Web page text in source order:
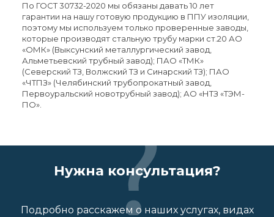
По ГОСТ 30732-2020 мы обязаны давать 10 лет
гарантии на нашу готовую продукцию в ППУ изоляции,
поэтому мы используем только проверенные заводы,
которые производят стальную трубу марки ст.20 АО
«ОМК» (Выксунский металлургический завод,
Альметьевский трубный завод); ПАО «ТМК»
(Северский ТЗ, Волжский ТЗ и Синарский ТЗ); ПАО
«ЧТПЗ» (Челябинский трубопрокатный завод,
Первоуральский новотрубный завод); АО «НТЗ «ТЭМ-
ПО».
Нужна консультация?
Подробно расскажем о наших услугах, видах